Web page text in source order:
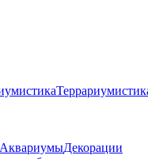
АквариумыДекорации